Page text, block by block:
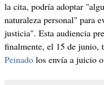
la cita, podría adoptar
naturaleza personal" para
justicia". Esta audiencia
finalmente, el 15 de junio,
Peinadolos envía a juicio